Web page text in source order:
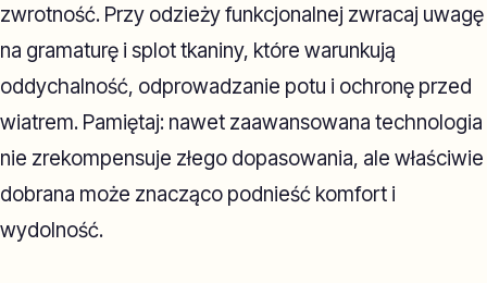
zwrotność. Przy odzieży funkcjonalnej zwracaj uwagę
na gramaturę i splot tkaniny, które warunkują
oddychalność, odprowadzanie potu i ochronę przed
wiatrem. Pamiętaj: nawet zaawansowana technologia
nie zrekompensuje złego dopasowania, ale właściwie
dobrana może znacząco podnieść komfort i
wydolność.